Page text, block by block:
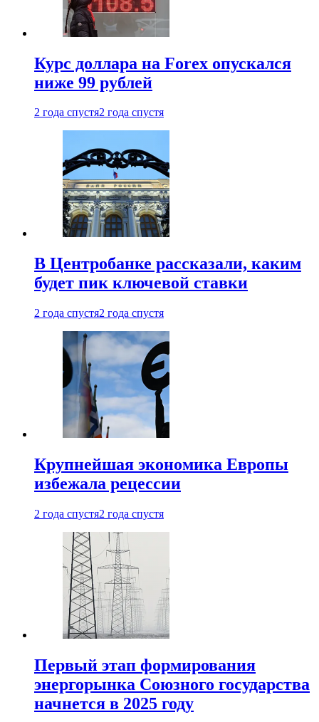
Курс доллара на Forex опускался
ниже 99 рублей
2 года спустя2 года спустя
В Центробанке рассказали, каким
будет пик ключевой ставки
2 года спустя2 года спустя
Крупнейшая экономика Европы
избежала рецессии
2 года спустя2 года спустя
Первый этап формирования
энергорынка Союзного государства
начнется в 2025 году